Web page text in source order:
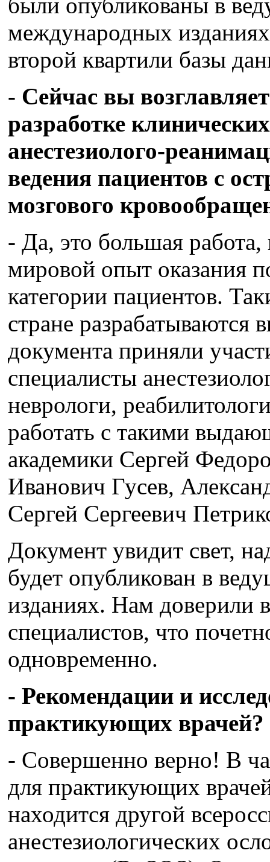
международных
второй квартили базы
- Сейчас вы
разработке
анестезиолого-
ведения пациентов с
мозгового
- Да, это большая
мировой опыт оказания
категории пациентов.
стране разрабатываются
документа приняли
специалисты
неврологи,
работать с такими
академики Сергей
Иванович Гусев,
Сергей Сергеевич
Документ увидит свет,
будет опубликован в
изданиях. Нам доверили
специалистов, что
одновременно.
- Рекомендации и
практикующих врачей?
- Совершенно верно! В
для практикующих
находится другой
анестезиологических